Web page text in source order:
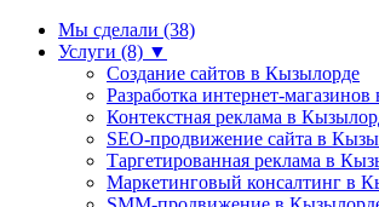
Мы сделали (38)
Услуги (8) ▼
Создание сайтов в Кызылорде
Разработка интернет-
Контекстная реклама в
SEO-продвижение сайта в
Таргетированная реклама в
Маркетинговый консалтинг в